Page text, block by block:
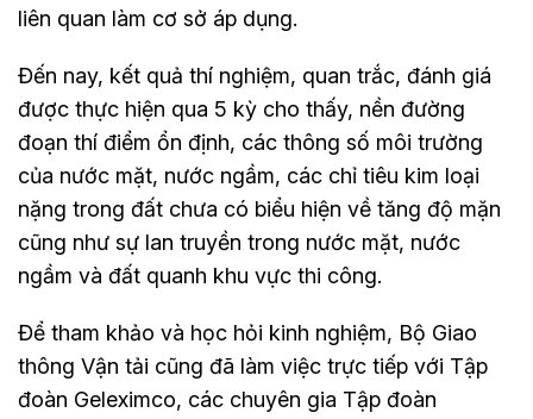
liên quan làm cơ sở áp dụng.
Đến nay, kết quả thí nghiệm, quan trắc, đánh giá
được thực hiện qua 5 kỳ cho thấy, nền đường
đoạn thí điểm ổn định, các thông số môi trường
của nước mặt, nước ngầm, các chỉ tiêu kim loại
nặng trong đất chưa có biểu hiện về tăng độ mặn
cũng như sự lan truyền trong nước mặt, nước
ngầm và đất quanh khu vực thi công.
Để tham khảo và học hỏi kinh nghiệm, Bộ Giao
thông Vận tải cũng đã làm việc trực tiếp với Tập
đoàn Geleximco, các chuyên gia Tập đoàn